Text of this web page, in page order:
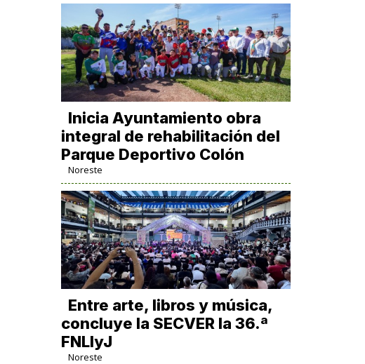
Inicia Ayuntamiento obra
integral de rehabilitación del
Parque Deportivo Colón
Noreste
Entre arte, libros y música,
concluye la SECVER la 36.ª
FNLIyJ
Noreste